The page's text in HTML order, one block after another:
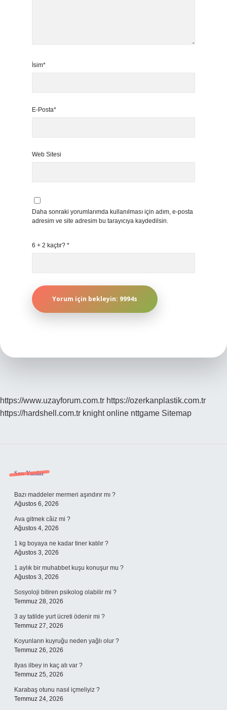
İsim*
E-Posta*
Web Sitesi
Daha sonraki yorumlarımda kullanılması için adım, e-posta
adresim ve site adresim bu tarayıcıya kaydedilsin.
6 + 2 kaçtır? *
https://www.uzayforum.com.tr https://ozerkanplastik.com.tr
https://hardshell.com.tr knight online nttgame Sitemap
Sidebar
Son Yazılar
Bazı maddeler mermeri aşındırır mı ?
Ağustos 6, 2026
Ava gitmek câiz mi ?
Ağustos 4, 2026
1 kg boyaya ne kadar tiner katılır ?
Ağustos 3, 2026
1 aylık bir muhabbet kuşu konuşur mu ?
Ağustos 3, 2026
Sosyoloji bitiren psikolog olabilir mi ?
Temmuz 28, 2026
3 ay tatilde yurt ücreti ödenir mi ?
Temmuz 27, 2026
Koyunların kuyruğu neden yağlı olur ?
Temmuz 26, 2026
Ilyas ilbey in kaç atı var ?
Temmuz 25, 2026
Karabaş otunu nasıl içmeliyiz ?
Temmuz 24, 2026